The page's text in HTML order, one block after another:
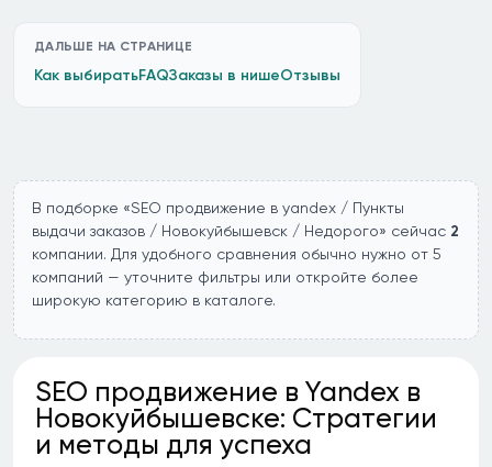
ДАЛЬШЕ НА СТРАНИЦЕ
Как выбиратьFAQЗаказы в нишеОтзывы
В подборке «SEO продвижение в yandex / Пункты
выдачи заказов / Новокуйбышевск / Недорого» сейчас 2
компании. Для удобного сравнения обычно нужно от 5
компаний — уточните фильтры или откройте более
широкую категорию в каталоге.
SEO продвижение в Yandex в
Новокуйбышевске: Стратегии
и методы для успеха